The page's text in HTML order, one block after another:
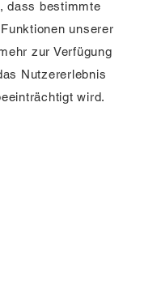
dass bestimmte
unserer
zur Verfügung
Nutzererlebnis
wird.